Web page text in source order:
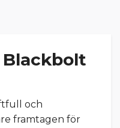
och
framtagen för